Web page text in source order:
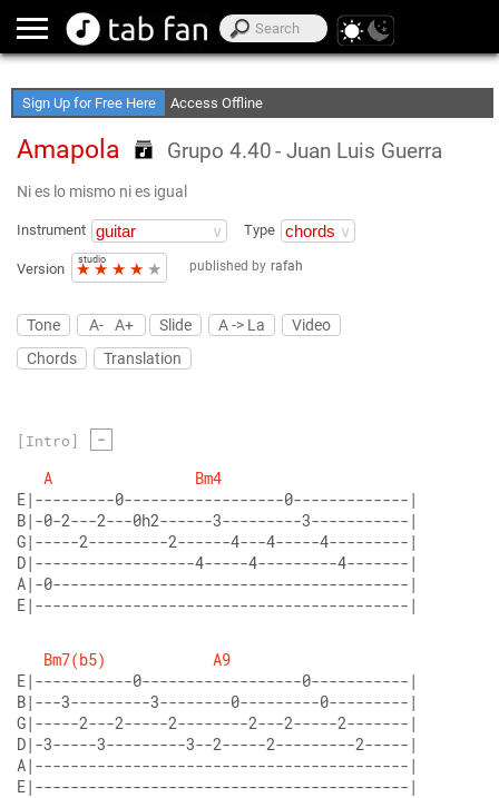
Sign Up for Free Here
Access Offline
Amapola Grupo 4.40- Juan Luis Guerra
Ni es lo mismo ni es igual
Instrument Type
Version
studio
★★ ★ ★ ★ published by rafah
Tone A- A+ Slide A -> La
Video
Chords
Translation
[Intro] -
A
Bm4
E|---------0------------------0-------------|
B|-0-2---2---0h2------3---------3-----------|
G|-----2---------2------4---4-----4---------|
D|------------------4-----4---------4-------|
A|-0----------------------------------------|
E|------------------------------------------|
Bm7(b5)
A9
E|-----------0------------------0-----------|
B|---3---------3--------0---------0---------|
G|-----2---2-----2--------2---2-----2-------|
D|-3-----3---------3--2-----2---------2-----|
A|------------------------------------------|
E|------------------------------------------|